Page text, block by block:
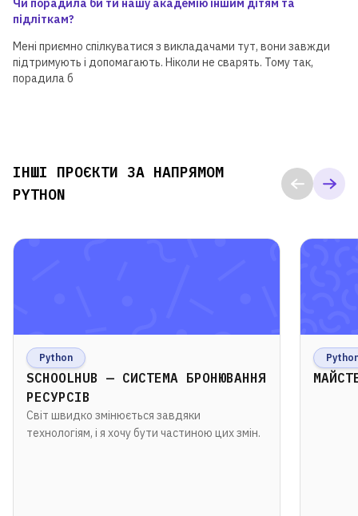
Чи порадила би ти нашу академію іншим дітям та
підліткам?
Мені приємно спілкуватися з викладачами тут, вони завжди
підтримують і допомагають. Ніколи не сварять. Тому так,
порадила б
ІНШІ ПРОЄКТИ ЗА НАПРЯМОМ
PYTHON
Python
SCHOOLHUB — СИСТЕМА БРОНЮВАННЯ
РЕСУРСІВ
Світ швидко змінюється завдяки
технологіям, і я хочу бути частиною цих змін.